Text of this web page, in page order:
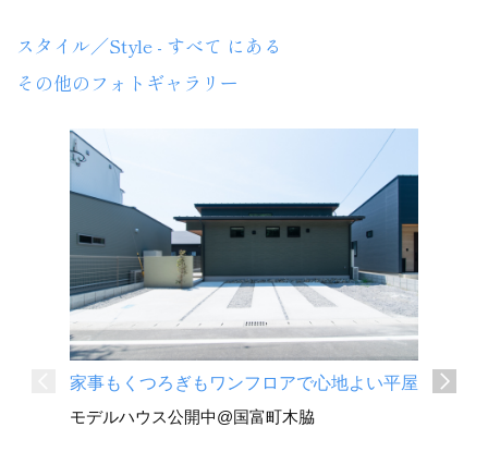
スタイル／Style - すべて にある
その他のフォトギャラリー
家事もくつろぎもワンフロアで心地よい平屋
モデルハウス公開中@国富町木脇
深い軒